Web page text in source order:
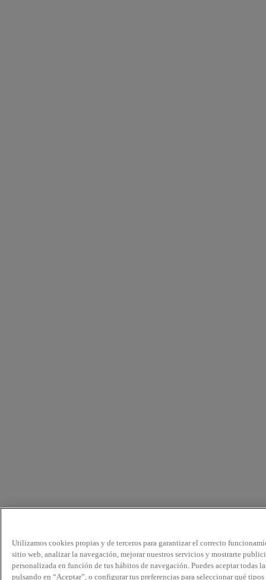
Utilizamos cookies propias y de terceros para garantizar el correcto
sitio web, analizar la navegación, mejorar nuestros servicios y mostrarte
personalizada en función de tus hábitos de navegación. Puedes aceptar todas
pulsando en “Aceptar”, o configurar tus preferencias para seleccionar qué tipos